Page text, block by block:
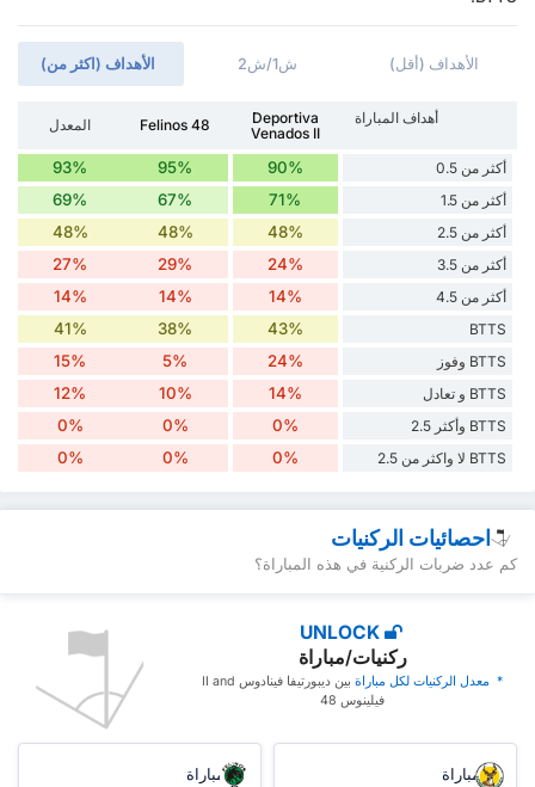
الأهداف (اكثر من) ش1/ش2 الأهداف (أقل)
أهداف المباراة
Deportiva
Venados II
Felinos 48 المعدل
أكثر من 0.5 90%
95%
93%
أكثر من 1.5 71%
67%
69%
أكثر من 2.5 48%
48%
48%
أكثر من 3.5 24%
29%
27%
أكثر من 4.5 14%
14%
14%
BTTS
43%
38%
41%
BTTS وفوز 24%
5%
15%
BTTS و تعادل 14%
10%
12%
BTTS وأكثر 2.5 0%
0%
0%
BTTS لا واكثر من 2.5 0%
0%
0%
احصائيات الركنيات
كم عدد ضربات الركنية في هذه المباراة؟
UNLOCK
ركنيات/مباراة
* ‏ ‏معدل الركنيات لكل مباراة
‏بين ديبورتيفا فينادوس II and
فيلينوس 48
/مباراة /مباراة